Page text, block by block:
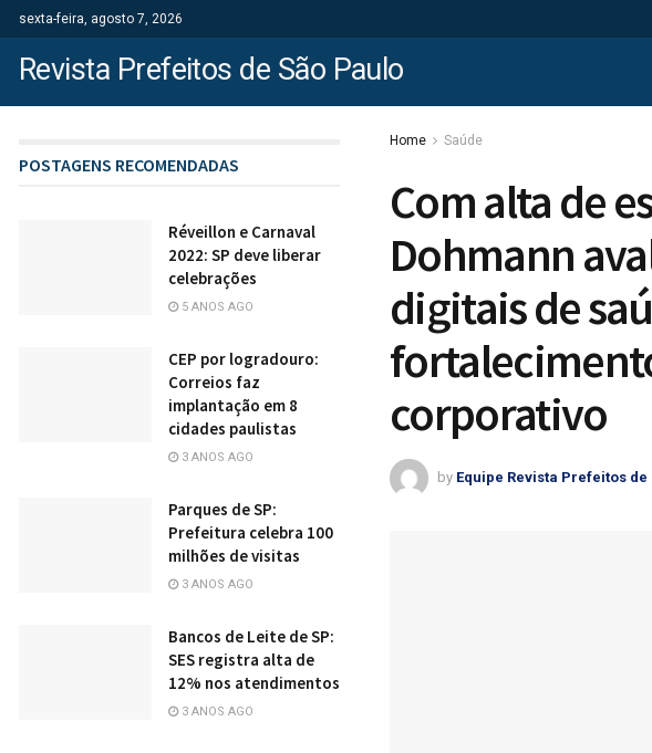
sexta-feira, agosto 7, 2026
Revista Prefeitos de São Paulo
Home Saúde
Com alta de
Dohmann
digitais de
corporativo
by Equipe Revista Prefeitos de
POSTAGENS RECOMENDADAS
Réveillon e Carnaval
2022: SP deve liberar
celebrações
5 ANOS AGO
CEP por logradouro:
Correios faz
implantação em 8
cidades paulistas
3 ANOS AGO
Parques de SP:
Prefeitura celebra 100
milhões de visitas
3 ANOS AGO
Bancos de Leite de SP:
SES registra alta de
12% nos atendimentos
3 ANOS AGO